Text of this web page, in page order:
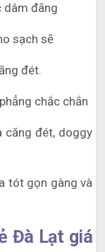
dâm đãng
sạch sẽ
đét.
chắc chắn
căng đét, doggy
tót gọn gàng và
Đà Lạt giá